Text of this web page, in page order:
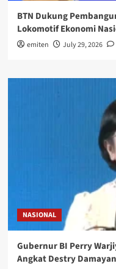
BTN Dukung
Lokomotif Ekonomi
emiten July 29, 2026
NASIONAL
Gubernur BI Perry
Angkat Destry